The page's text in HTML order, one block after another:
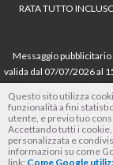
RATA TUTTO
Messaggio
valida dal 07/07/2026 al
bene € 800, Tan fisso
dell’offerta azzerati.
Consumatore € 920.
le tue spese in modo
Findomestic ti ricorda,
Questo sito utilizza
funzionalità a fini
utente, e previo tuo
Accettando tutti i
personalizzata e
informazioni su come
link: Come Google